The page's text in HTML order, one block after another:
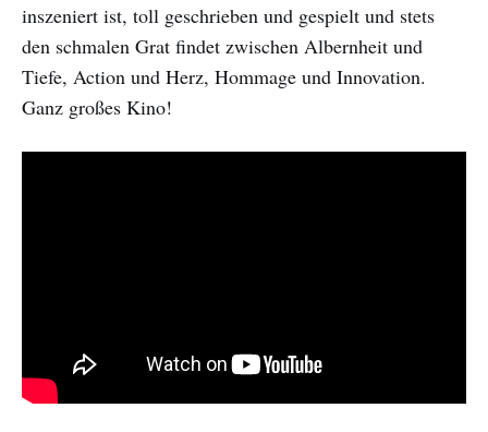
inszeniert ist, toll geschrieben und gespielt und stets
den schmalen Grat findet zwischen Albernheit und
Tiefe, Action und Herz, Hommage und Innovation.
Ganz großes Kino!